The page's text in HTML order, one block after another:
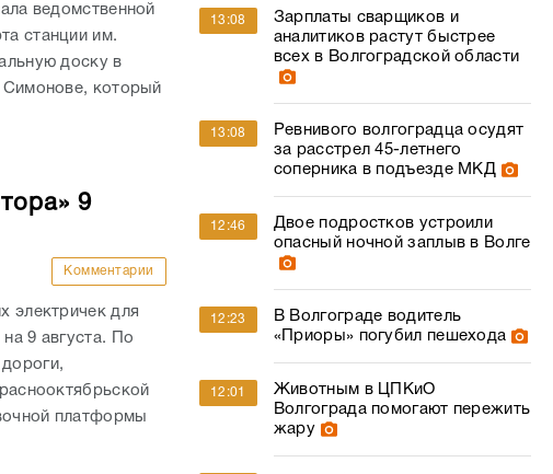
ведомственной
станции им.
доску в
который
9
Комментарии
электричек для
9 августа. По
платформы
13:08
Зарплаты сварщиков и
аналитиков растут быстрее
всех в Волгоградской области
13:08
Ревнивого волгоградца осудят
за расстрел 45-летнего
соперника в подъезде МКД
12:46
Двое подростков устроили
опасный ночной заплыв в Волге
12:23
В Волгограде водитель
«Приоры» погубил пешехода
12:01
Животным в ЦПКиО
Волгограда помогают пережить
жару